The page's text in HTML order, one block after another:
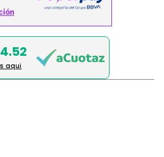
aqui